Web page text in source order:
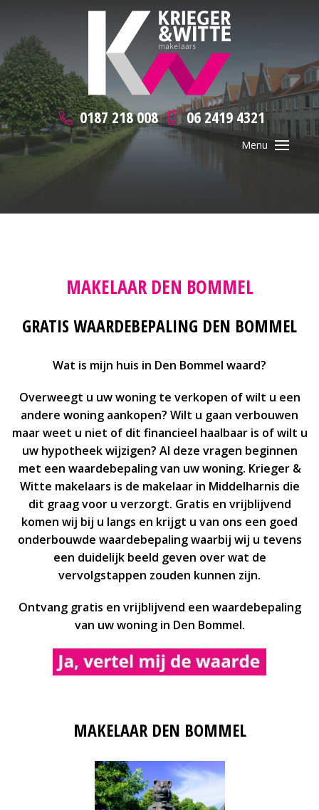
0187 218 008 06 2419 4321
MAKELAAR DEN BOMMEL
GRATIS WAARDEBEPALING DEN BOMMEL
Wat is mijn huis in Den Bommel waard?
Overweegt u uw woning te verkopen of wilt u een
andere woning aankopen? Wilt u gaan verbouwen
maar weet u niet of dit financieel haalbaar is of wilt u
uw hypotheek wijzigen? Al deze vragen beginnen
met een waardebepaling van uw woning. Krieger &
Witte makelaars is de makelaar in Middelharnis die
dit graag voor u verzorgt. Gratis en vrijblijvend
komen wij bij u langs en krijgt u van ons een goed
onderbouwde waardebepaling waarbij wij u tevens
een duidelijk beeld geven over wat de
vervolgstappen zouden kunnen zijn.
Ontvang gratis en vrijblijvend een waardebepaling
van uw woning in Den Bommel.
MAKELAAR DEN BOMMEL